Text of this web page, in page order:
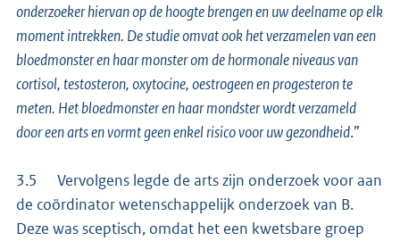
onderzoeker hiervan op de hoogte brengen en uw deelname op elk
moment intrekken. De studie omvat ook het verzamelen van een
bloedmonster en haar monster om de hormonale niveaus van
cortisol, testosteron, oxytocine, oestrogeen en progesteron te
meten. Het bloedmonster en haar mondster wordt verzameld
door een arts en vormt geen enkel risico voor uw gezondheid.”
3.5 Vervolgens legde de arts zijn onderzoek voor aan
de coördinator wetenschappelijk onderzoek van B.
Deze was sceptisch, omdat het een kwetsbare groep